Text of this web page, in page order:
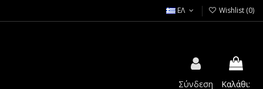
ΕΛ Wishlist (0)
Σύνδεση Καλάθι: